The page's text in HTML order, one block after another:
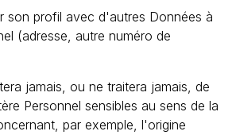
son profil avec d'autres Données à
(adresse, autre numéro de
jamais, ou ne traitera jamais, de
Personnel sensibles au sens de la
par exemple, l'origine